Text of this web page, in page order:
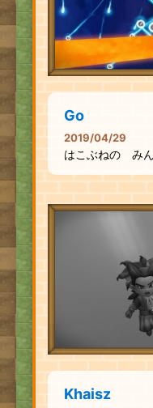
Go
2019/04/29
はこぶねの み
Khaisz